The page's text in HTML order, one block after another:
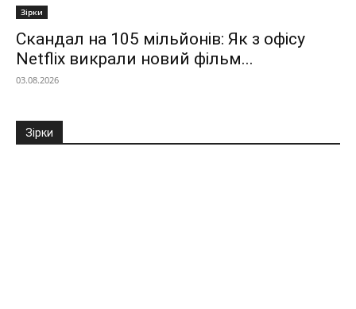
Зірки
Скандал на 105 мільйонів: Як з офісу
Netflix викрали новий фільм...
03.08.2026
Зірки